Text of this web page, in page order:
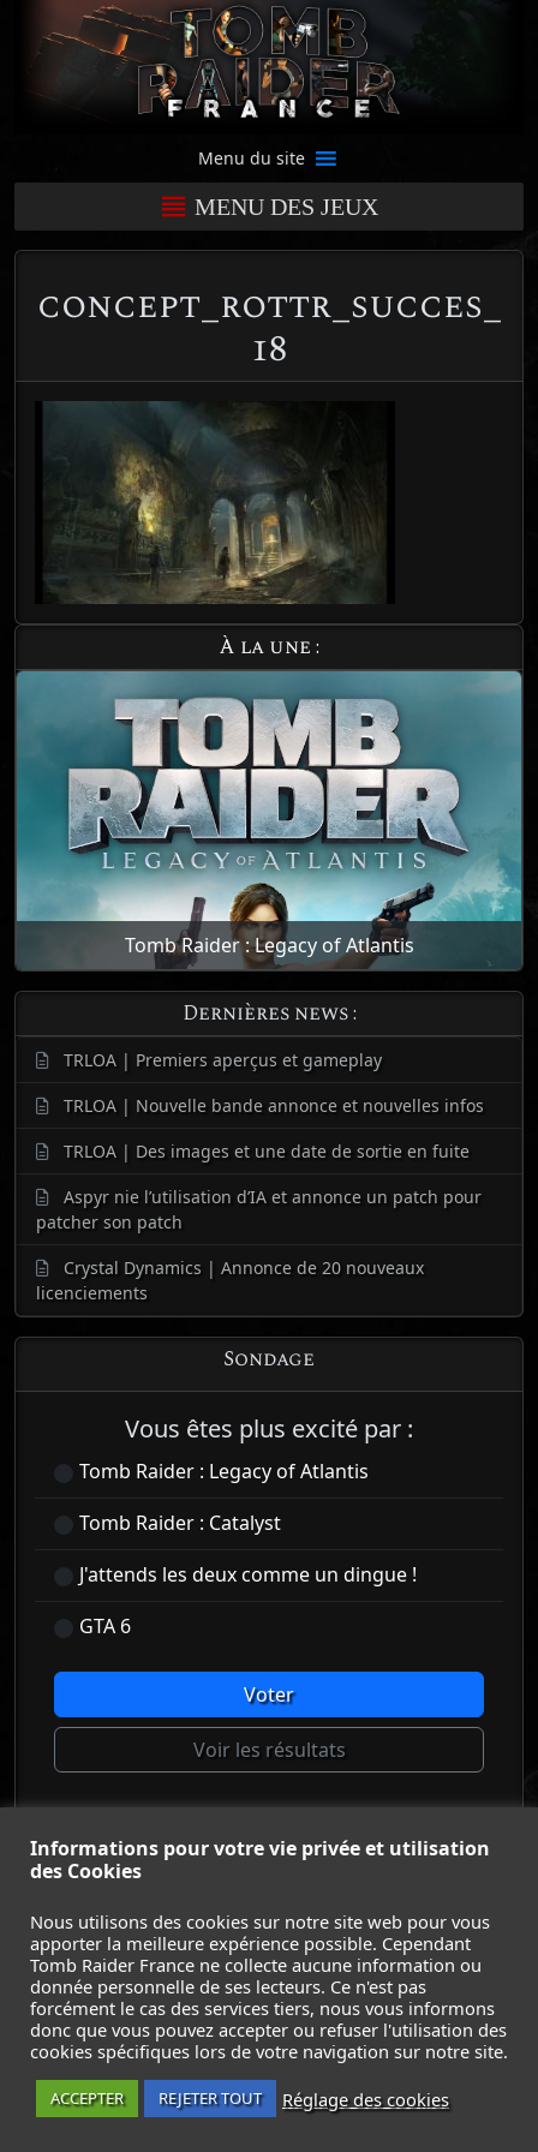
Menu du site
MENU DES JEUX
concept_rottr_succes_
18
À la une :
Tomb Raider : Legacy of Atlantis
Dernières news :
TRLOA | Premiers aperçus et gameplay
TRLOA | Nouvelle bande annonce et nouvelles infos
TRLOA | Des images et une date de sortie en fuite
Aspyr nie l’utilisation d’IA et annonce un patch pour
patcher son patch
Crystal Dynamics | Annonce de 20 nouveaux
licenciements
Sondage
Vous êtes plus excité par :
Tomb Raider : Legacy of Atlantis
Tomb Raider : Catalyst
J'attends les deux comme un dingue !
GTA 6
Voter
Voir les résultats
Informations pour votre vie privée et utilisation
des Cookies
Nous utilisons des cookies sur notre site web pour vous
apporter la meilleure expérience possible. Cependant
Tomb Raider France ne collecte aucune information ou
donnée personnelle de ses lecteurs. Ce n'est pas
forcément le cas des services tiers, nous vous informons
donc que vous pouvez accepter ou refuser l'utilisation des
cookies spécifiques lors de votre navigation sur notre site.
ACCEPTER REJETER TOUT Réglage des cookies
© Tomb Raider France 2008 - 2026
Square Enix Ltd.
ACCUEIL- TOMB RAIDER- LEGACY OF ATLANTIS
CATALYST - LARA CROFT- FILMS - CONTACT-
MENTIONS LÉGALES / CGU-
Suivez nous sur les réseaux :